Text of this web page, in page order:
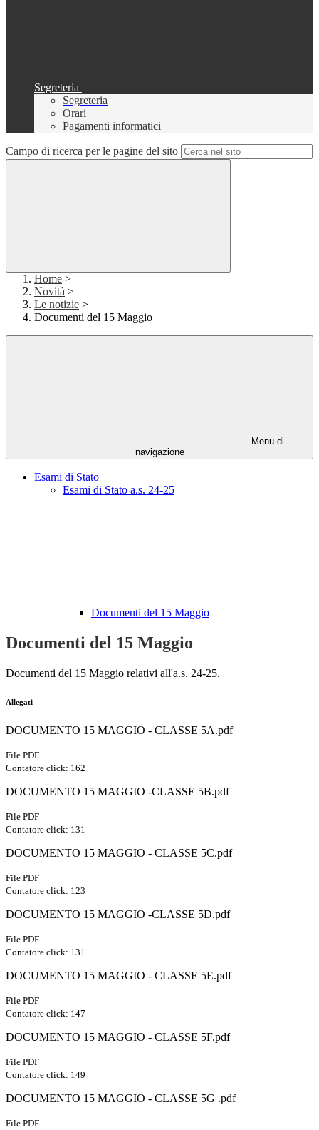
Segreteria
Segreteria
Orari
Pagamenti informatici
Campo di ricerca per le pagine del sito
Home >
Novità >
Le notizie >
Documenti del 15 Maggio
Menu di
navigazione
Esami di Stato
Esami di Stato a.s. 24-25
Documenti del 15 Maggio
Documenti del 15 Maggio
Documenti del 15 Maggio relativi all'a.s. 24-25.
Allegati
DOCUMENTO 15 MAGGIO - CLASSE 5A.pdf
File PDF
Contatore click: 162
DOCUMENTO 15 MAGGIO -CLASSE 5B.pdf
File PDF
Contatore click: 131
DOCUMENTO 15 MAGGIO - CLASSE 5C.pdf
File PDF
Contatore click: 123
DOCUMENTO 15 MAGGIO -CLASSE 5D.pdf
File PDF
Contatore click: 131
DOCUMENTO 15 MAGGIO - CLASSE 5E.pdf
File PDF
Contatore click: 147
DOCUMENTO 15 MAGGIO - CLASSE 5F.pdf
File PDF
Contatore click: 149
DOCUMENTO 15 MAGGIO - CLASSE 5G .pdf
File PDF